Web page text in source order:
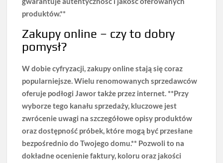
produktów.**
Zakupy online – czy to dobry
pomysł?
W dobie cyfryzacji, zakupy online stają się coraz
popularniejsze. Wielu renomowanych sprzedawców
oferuje podłogi Jawor także przez internet. **Przy
wyborze tego kanału sprzedaży, kluczowe jest
zwrócenie uwagi na szczegółowe opisy produktów
oraz dostępność próbek, które mogą być przesłane
bezpośrednio do Twojego domu.** Pozwoli to na
dokładne ocenienie faktury, koloru oraz jakości